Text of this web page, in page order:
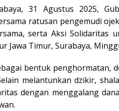
31 Agustus 2025,
ratusan pengemudi
serta Aksi Solidaritas
Jawa Timur, Surabaya,
bentuk penghormatan,
melantunkan dzikir,
dengan menggalang